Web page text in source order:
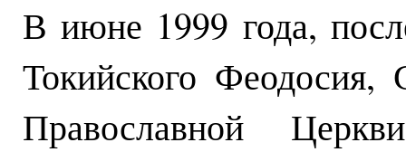
В июне 1999 года,
Токийского
Православной